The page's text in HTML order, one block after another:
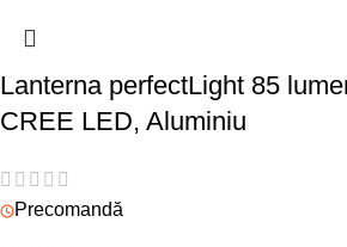
Lanterna perfectLight 85
CREE LED, Aluminiu
Precomandă